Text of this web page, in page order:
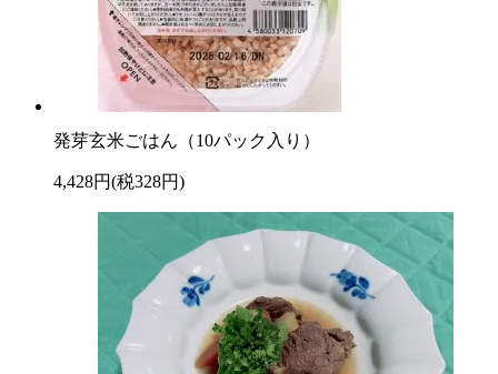
発芽玄米ごはん（10パック入り）
4,428円(税328円)